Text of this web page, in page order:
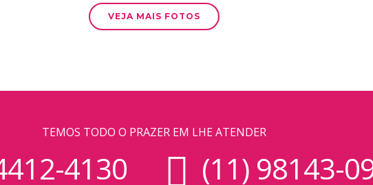
VEJA MAIS FOTOS
TEMOS TODO O PRAZER EM LHE ATENDER
4130 (11) 98143-